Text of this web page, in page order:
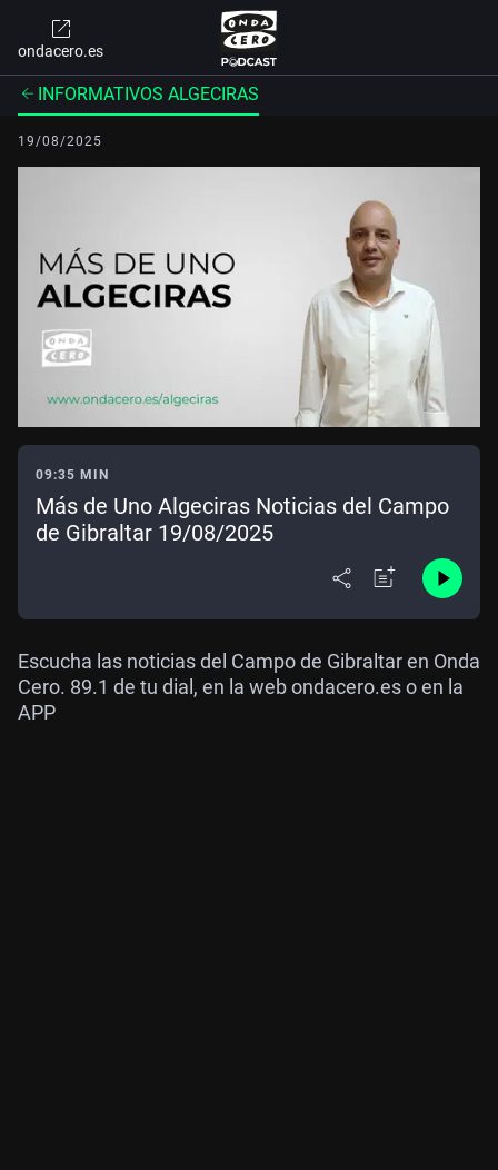
ondacero.es
INFORMATIVOS ALGECIRAS
19/08/2025
09:35 MIN
Más de Uno Algeciras Noticias del Campo
de Gibraltar 19/08/2025
Escucha las noticias del Campo de Gibraltar en Onda
Cero. 89.1 de tu dial, en la web ondacero.es o en la
APP